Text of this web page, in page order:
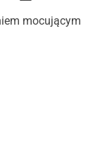
mocującym